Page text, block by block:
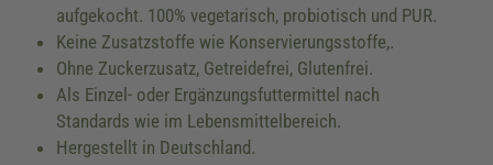
aufgekocht. 100% vegetarisch, probiotisch und PUR.
Keine Zusatzstoffe wie Konservierungsstoffe,.
Ohne Zuckerzusatz, Getreidefrei, Glutenfrei.
Als Einzel- oder Ergänzungsfuttermittel nach
Standards wie im Lebensmittelbereich.
Hergestellt in Deutschland.